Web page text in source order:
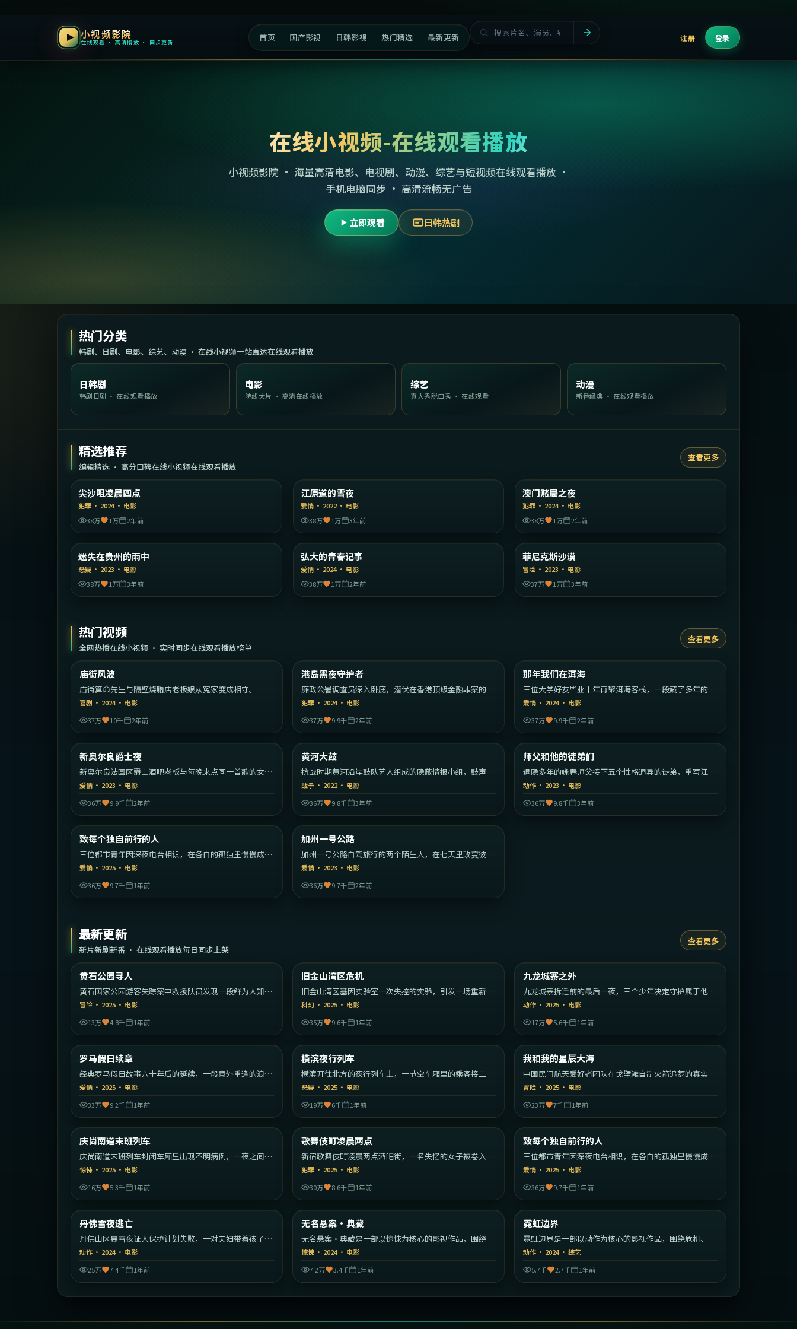
小视频影院
在线观看 · 高清播放 · 同步更新 首页 国产影视 日韩影视 热门精选 最新更新 注册 登录
在线小视频-在线观看播放
小视频影院 · 海量高清电影、电视剧、动漫、综艺与短视频在线观看播放 ·
手机电脑同步 · 高清流畅无广告
立即观看 日韩热剧
热门分类
韩剧、日剧、电影、综艺、动漫 · 在线小视频一站直达在线观看播放
日韩剧
韩剧日剧 · 在线观看播放
电影
院线大片 · 高清在线播放
综艺
真人秀脱口秀 · 在线观看
动漫
新番经典 · 在线观看播放
精选推荐
编辑精选 · 高分口碑在线小视频在线观看播放
查看更多
精选
尖沙咀凌晨四点
犯罪· 2024· 电影
38万
1万 2年前
精选
江原道的雪夜
爱情· 2022· 电影
38万
1万 3年前
精选
1:35:23
澳门赌局之夜
犯罪 · 2024· 电影
38万
1万 2年前
精选
迷失在贵州的雨中
悬疑· 2023 · 电影
38万
1万 3年前
精选
弘大的青春记事
爱情· 2024· 电影
38万
1万 2年前
精选
菲尼克斯沙漠
冒险 · 2023 · 电影
37万
1万 3年前
热门视频
全网热播在线小视频 · 实时同步在线观看播放榜单
查看更多
热门
1:33:04
庙街风波
庙街算命先生与隔壁烧腊店老板娘从冤家变成相守。
喜剧 · 2024· 电影
37万
10千 2年前
热门
港岛黑夜守护者
廉政公署调查员深入卧底，潜伏在香港顶级金融罪案的核
心。
犯罪· 2024· 电影
37万
9.9千 2年前
热门
1:40:15
那年我们在洱海
三位大学好友毕业十年再聚洱海客栈，一段藏了多年的心
事终于揭开。
爱情 · 2024· 电影
37万
9.9千 2年前
热门
1:51:30
新奥尔良爵士夜
新奥尔良法国区爵士酒吧老板与每晚来点同一首歌的女歌
手。
爱情· 2023 · 电影
36万
9.9千 2年前
热门
2:12:01
黄河大鼓
抗战时期黄河沿岸鼓队艺人组成的隐蔽情报小组，鼓声里
藏着一支军队的密码。
战争· 2022· 电影
36万
9.8千 3年前
热门
2:11:52
师父和他的徒弟们
退隐多年的咏春师父接下五个性格迥异的徒弟，重写江湖
规矩。
动作 · 2023 · 电影
36万
9.8千 3年前
热门
1:51:23
致每个独自前行的人
三位都市青年因深夜电台相识，在各自的孤独里慢慢成为
彼此的灯塔。
爱情· 2025· 电影
36万
9.7千 1年前
热门
1:49:56
加州一号公路
加州一号公路自驾旅行的两个陌生人，在七天里改变彼此
的人生方向。
爱情· 2023 · 电影
36万
9.7千 2年前
最新更新
新片新剧新番 · 在线观看播放每日同步上架
查看更多
最新
黄石公园寻人
黄石国家公园游客失踪案中救援队员发现一段鲜为人知的
家族秘密。
冒险· 2025· 电影
13万
4.8千 1年前
最新
旧金山湾区危机
旧金山湾区基因实验室一次失控的实验，引发一场重新定
义人类的危机。
科幻· 2025· 电影
35万
9.6千 1年前
最新
1:39:26
九龙城寨之外
九龙城寨拆迁前的最后一夜，三个少年决定守护属于他们
的江湖。
动作 · 2025 · 电影
17万
5.6千 1年前
最新
罗马假日续章
经典罗马假日故事六十年后的延续，一段意外重逢的浪漫
旅程。
爱情· 2025· 电影
33万
9.2千 1年前
最新
横滨夜行列车
横滨开往北方的夜行列车上，一节空车厢里的乘客接二连
三消失。
悬疑· 2025· 电影
19万
6千 1年前
最新
我和我的星辰大海
中国民间航天爱好者团队在戈壁滩自制火箭追梦的真实改
编故事。
冒险 · 2025 · 电影
23万
7千 1年前
最新
庆尚南道末班列车
庆尚南道末班列车封闭车厢里出现不明病例，一夜之间秩
序崩塌。
惊悚· 2025· 电影
16万
5.3千 1年前
最新
歌舞伎町凌晨两点
新宿歌舞伎町凌晨两点酒吧街，一名失忆的女子被卷入帮
派权力斗争。
犯罪· 2025· 电影
30万
8.6千 1年前
最新
致每个独自前行的人
三位都市青年因深夜电台相识，在各自的孤独里慢慢成为
彼此的灯塔。
爱情 · 2025 · 电影
36万
9.7千 1年前
最新
丹佛雪夜逃亡
丹佛山区暴雪夜证人保护计划失败，一对夫妇带着孩子开
始绝命逃亡。
动作· 2024· 电影
25万
7.4千 1年前
最新
无名悬案·典藏
无名悬案·典藏是一部以惊悚为核心的影视作品，围绕危
机、反转与人物成长展开，整体节奏紧凑，值得推荐观
看。
惊悚· 2024· 电影
7.2万
3.4千 1年前
最新
霓虹边界
霓虹边界是一部以动作为核心的影视作品，围绕危机、反
转与人物成长展开，整体节奏紧凑，值得推荐观看。
动作 · 2024·综艺
5.7千
2.7千 1年前